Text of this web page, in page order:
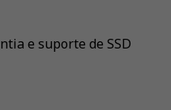
e suporte de SSD